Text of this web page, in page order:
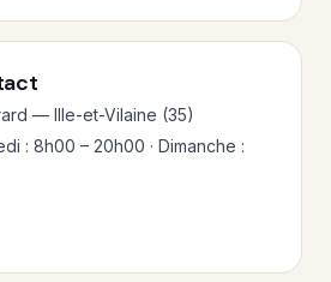
— Ille-et-Vilaine (35)
: 8h00 – 20h00 · Dimanche :